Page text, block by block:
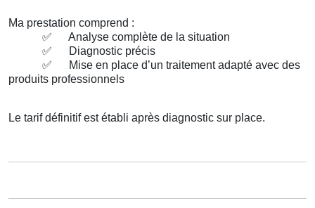
Ma prestation comprend :
✅
Analyse complète de la situation
✅
Diagnostic précis
✅
Mise en place d’un traitement adapté avec des
produits professionnels
Le tarif définitif est établi après diagnostic sur place.